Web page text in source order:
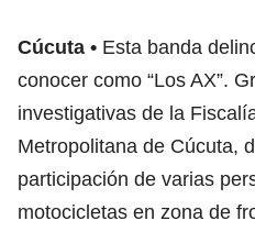
Cúcuta
Esta banda
conocer como “Los AX”.
investigativas de la
Metropolitana de Cúcuta,
participación de varias
motocicletas en zona de